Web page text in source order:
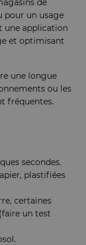
de
pour un usage
une application
et optimisant
une longue
ou les
fréquentes.
secondes.
plastifiées
certaines
un test